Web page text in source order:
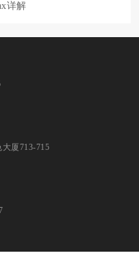
详解
厦713-715